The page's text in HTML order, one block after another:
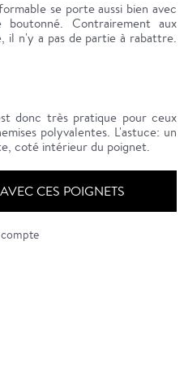
se porte aussi bien avec
Contrairement aux
il n'y a pas de partie à rabattre.
donc très pratique pour ceux
polyvalentes. L'astuce: un
coté intérieur du poignet.
CES POIGNETS